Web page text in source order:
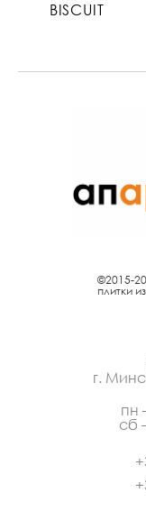
BISCUIT
©2015-
плитки
г.
пн
сб